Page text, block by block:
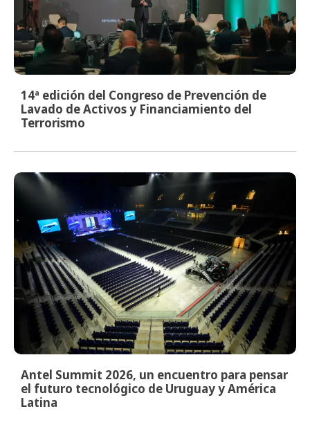
14ª edición del Congreso de Prevención de
Lavado de Activos y Financiamiento del
Terrorismo
Antel Summit 2026, un encuentro para pensar
el futuro tecnológico de Uruguay y América
Latina